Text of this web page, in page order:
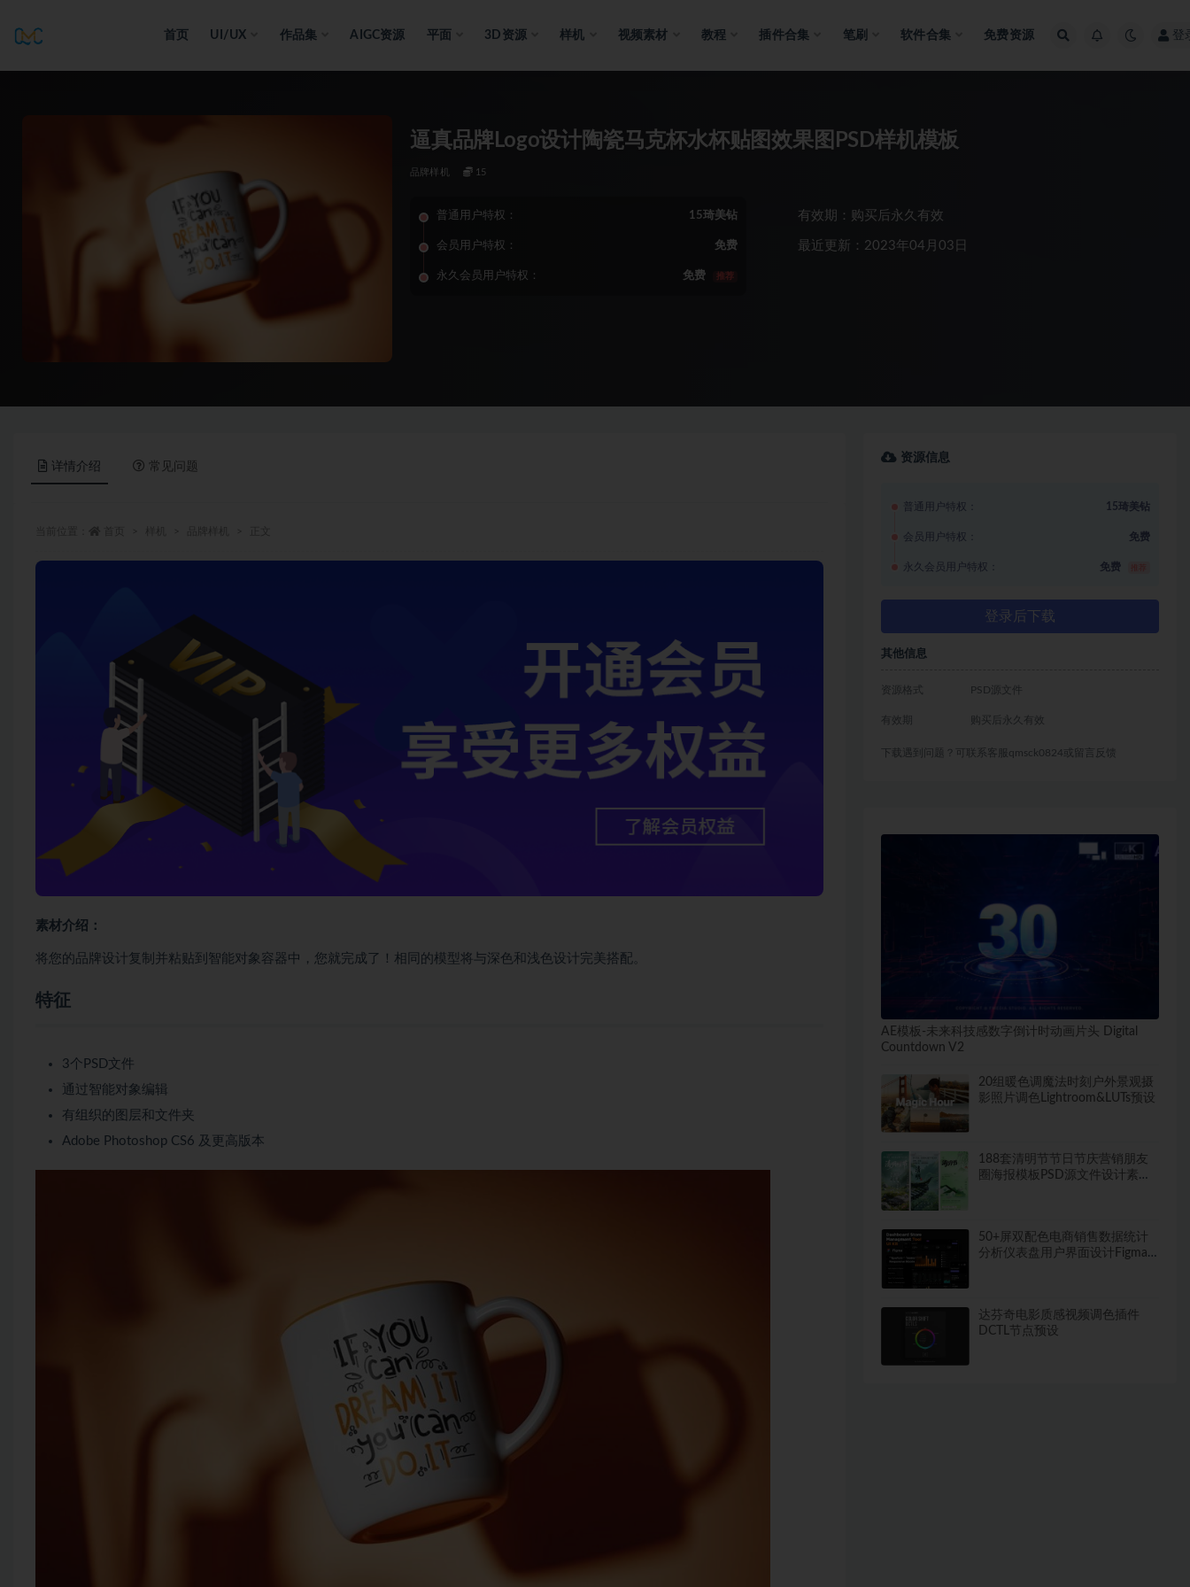
首页 UI/UX 作品集 AIGC资源 平面 3D资源 样机 视频素材 教程 插件合集 笔刷 软件合集 免费资源 登
逼真品牌Logo设计陶瓷马克杯水杯贴图效果图PSD样机模板
品牌样机 15
普通用户特权： 15琦美钻
会员用户特权： 免费
永久会员用户特权： 免费 推荐
有效期：购买后永久有效
最近更新：2023年04月03日
详情介绍 常见问题
素材介绍：
将您的品牌设计复制并粘贴到智能对象容器中，您就完成了！相同的模型将与深色和浅色设计完美搭配。
特征
3个PSD文件
通过智能对象编辑
有组织的图层和文件夹
Adobe Photoshop CS6 及更高版本
资源信息
普通用户特权： 15琦美钻
会员用户特权： 免费
永久会员用户特权： 免费
登录后下载
其他信息
资源格式 PSD源文件
有效期 购买后永久有效
下载遇到问题？可联系客服qmsck0824或留言反馈
AE模板-未来科技感数字倒计时动画片头 Digital
Countdown V2
20组暖色调魔法时刻户外景观摄
影照片调色Lightroom&LUTs预设
188套清明节节日节庆营销朋友
圈海报模板PSD源文件设计素材
50+屏双配色电商销售数据统计
分析仪表盘用户界面设计Figma
达芬奇电影质感视频调色插件
DCTL节点预设